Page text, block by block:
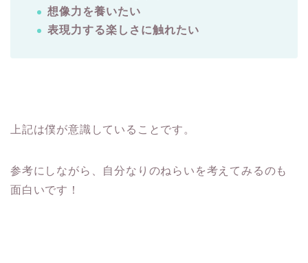
想像力を養いたい
表現力する楽しさに触れたい
上記は僕が意識していることです。
参考にしながら、自分なりのねらいを考えてみるのも
面白いです！